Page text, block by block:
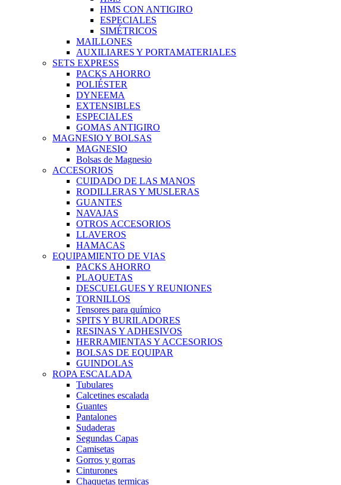
HMS CON ANTIGIRO
ESPECIALES
SIMÉTRICOS
MAILLONES
AUXILIARES Y PORTAMATERIALES
SETS EXPRESS
PACKS AHORRO
POLIÉSTER
DYNEEMA
EXTENSIBLES
ESPECIALES
GOMAS ANTIGIRO
MAGNESIO Y BOLSAS
MAGNESIO
Bolsas de Magnesio
ACCESORIOS
CUIDADO DE LAS MANOS
RODILLERAS Y MUSLERAS
GUANTES
NAVAJAS
OTROS ACCESORIOS
LLAVEROS
HAMACAS
EQUIPAMIENTO DE VIAS
PACKS AHORRO
PLAQUETAS
DESCUELGUES Y REUNIONES
TORNILLOS
Tensores para químico
SPITS Y BURILADORES
RESINAS Y ADHESIVOS
HERRAMIENTAS Y ACCESORIOS
BOLSAS DE EQUIPAR
GUINDOLAS
ROPA ESCALADA
Tubulares
Calcetines escalada
Guantes
Pantalones
Sudaderas
Segundas Capas
Camisetas
Gorros y gorras
Cinturones
Chaquetas termicas